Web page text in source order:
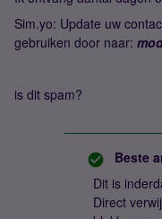
Sim.yo: Update uw
gebruiken door naar:
is dit spam?
Beste
Dit is
Direct